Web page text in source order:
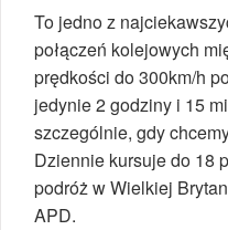
To jedno z
połączeń kolejowych
prędkości do 300km/h
jedynie 2 godziny i 15
szczególnie, gdy
Dziennie kursuje do 18
podróż w Wielkiej
APD.